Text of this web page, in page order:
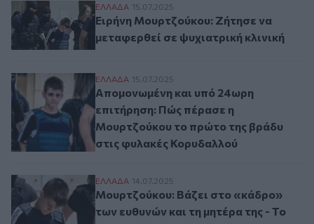
Ειρήνη Μουρτζούκου: Ζήτησε να
ΕΛΛAΔΑ 15.07.2025
Ειρήνη Μουρτζούκου: Ζήτησε να
μεταφερθεί σε ψυχιατρική κλινική
Απομονωμένη και υπό 24ωρη
ΕΛΛAΔΑ 15.07.2025
Απομονωμένη και υπό 24ωρη
επιτήρηση: Πώς πέρασε η
Μουρτζούκου το πρώτο της βράδυ
στις φυλακές Κορυδαλλού
Μουρτζούκου: Βάζει στο «κάδρο» των
ΕΛΛAΔΑ 14.07.2025
Μουρτζούκου: Βάζει στο «κάδρο»
των ευθυνών και τη μητέρα της - Το